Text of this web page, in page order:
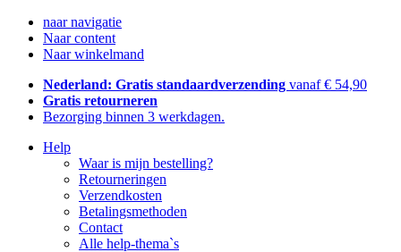
naar navigatie
Naar content
Naar winkelmand
Nederland: Gratis standaardverzending vanaf € 54,90
Gratis retourneren
Bezorging binnen 3 werkdagen.
Help
Waar is mijn bestelling?
Retourneringen
Verzendkosten
Betalingsmethoden
Contact
Alle help-thema`s